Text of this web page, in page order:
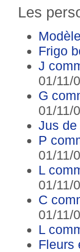
Les
Frigo
J
01/11/
G
01/11/
Jus de
P
01/11/
L
01/11/
C
01/11/
L
Fleurs